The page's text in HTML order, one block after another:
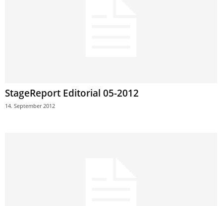
StageReport Editorial 05-2012
14. September 2012